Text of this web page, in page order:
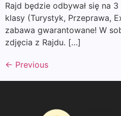
Rajd będzie odbywał się na
klasy (Turystyk, Przeprawa,
zabawa gwarantowane! W
zdjęcia z Rajdu. […]
← Previous